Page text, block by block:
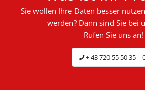
Sie wollen Ihre Daten besser
werden? Dann sind Sie bei
Rufen Sie uns an!
+ 43 720 55 50 35 –